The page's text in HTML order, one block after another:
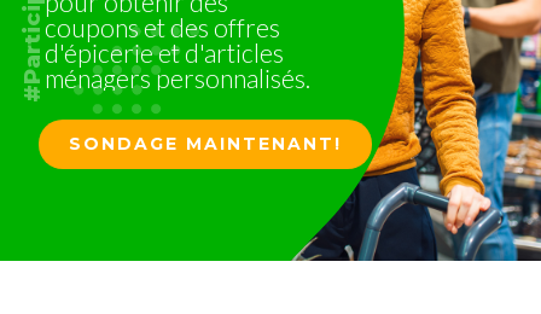
#Participezcoupons etdes offres
d'épicerieetd'articles
ménagers personnalisés.
SONDAGE MAINTENANT!